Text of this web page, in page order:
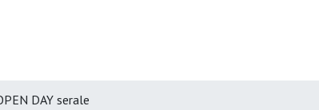
DAY serale